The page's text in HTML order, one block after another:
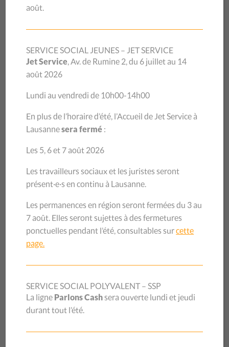
La prévention du
surendettement auprès
des jeunes
consacré à l’activité de prévention du surendettement
auprès des jeunes. Vous pouvez y découvrir : Un reportage
réalisé en classe. Les outils utilisés dans les différents lieux
où intervient l’équipe de prévention. Les valeurs qui sous-
et […]
août.
SERVICE SOCIAL JEUNES – JET SERVICE
Jet Service, Av. de Rumine 2, du 6 juillet au 14
août 2026
Lundi au vendredi de 10h00-14h00
En plus de l’horaire d’été, l’Accueil de Jet Service à
Lausannesera fermé :
Les 5, 6 et 7 août 2026
Les travailleurs sociaux et les juristes seront
présent·e·s en continu à Lausanne.
Les permanences en région seront fermées du 3 au
7 août. Elles seront sujettes à des fermetures
ponctuelles pendant l’été, consultables surcette
page.
SERVICE SOCIAL POLYVALENT – SSP
La ligne Parlons Cashsera ouverte lundi et jeudi
durant tout l’été.